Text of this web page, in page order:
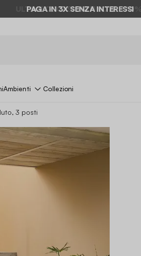
ULTIME OCCASIONI FINO AL -70%*
Ambienti Collezioni
3 posti